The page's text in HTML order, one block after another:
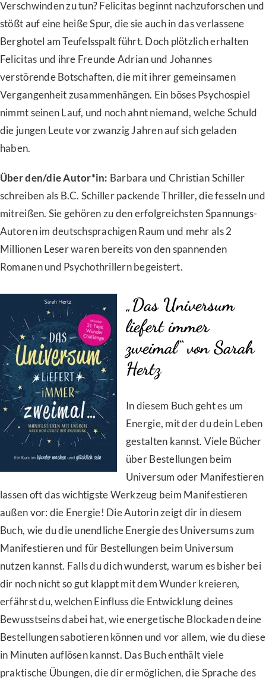
Verschwinden zu tun? Felicitas beginnt nachzuforschen und
stößt auf eine heiße Spur, die sie auch in das verlassene
Berghotel am Teufelsspalt führt. Doch plötzlich erhalten
Felicitas und ihre Freunde Adrian und Johannes
verstörende Botschaften, die mit ihrer gemeinsamen
Vergangenheit zusammenhängen. Ein böses Psychospiel
nimmt seinen Lauf, und noch ahnt niemand, welche Schuld
die jungen Leute vor zwanzig Jahren auf sich geladen
haben.
Über den/die Autor*in: Barbara und Christian Schiller
schreiben als B.C. Schiller packende Thriller, die fesseln und
mitreißen. Sie gehören zu den erfolgreichsten Spannungs-
Autoren im deutschsprachigen Raum und mehr als 2
Millionen Leser waren bereits von den spannenden
Romanen und Psychothrillern begeistert.
„Das Universum
liefert immer
zweimal“ von Sarah
Hertz
In diesem Buch geht es um
Energie, mit der du dein Leben
gestalten kannst. Viele Bücher
über Bestellungen beim
Universum oder Manifestieren
lassen oft das wichtigste Werkzeug beim Manifestieren
außen vor: die Energie! Die Autorin zeigt dir in diesem
Buch, wie du die unendliche Energie des Universums zum
Manifestieren und für Bestellungen beim Universum
nutzen kannst. Falls du dich wunderst, warum es bisher bei
dir noch nicht so gut klappt mit dem Wunder kreieren,
erfährst du, welchen Einfluss die Entwicklung deines
Bewusstseins dabei hat, wie energetische Blockaden deine
Bestellungen sabotieren können und vor allem, wie du diese
in Minuten auflösen kannst. Das Buch enthält viele
praktische Übungen, die dir ermöglichen, die Sprache des